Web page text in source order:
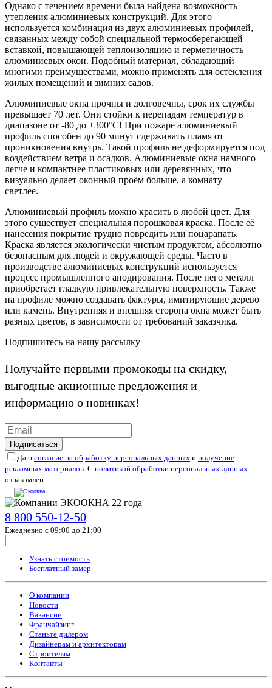
Однако с течением времени была найдена возможность
утепления алюминиевых конструкций. Для этого
используется комбинация из двух алюминиевых профилей,
связанных между собой специальной термосберегающей
вставкой, повышающей теплоизоляцию и герметичность
алюминиевых окон. Подобный материал, обладающий
многими преимуществами, можно применять для остекления
жилых помещений и зимних садов.
Алюминиевые окна прочны и долговечны, срок их службы
превышает 70 лет. Они стойки к перепадам температур в
диапазоне от -80 до +300°С! При пожаре алюминиевый
профиль способен до 90 минут сдерживать пламя от
проникновения внутрь. Такой профиль не деформируется под
воздействием ветра и осадков. Алюминиевые окна намного
легче и компактнее пластиковых или деревянных, что
визуально делает оконный проём больше, а комнату —
светлее.
Алюминиевый профиль можно красить в любой цвет. Для
этого существует специальная порошковая краска. После её
нанесения покрытие трудно повредить или поцарапать.
Краска является экологически чистым продуктом, абсолютно
безопасным для людей и окружающей среды. Часто в
производстве алюминиевых конструкций используется
процесс промышленного анодирования. После него металл
приобретает гладкую привлекательную поверхность. Также
на профиле можно создавать фактуры, имитирующие дерево
или камень. Внутренняя и внешняя сторона окна может быть
разных цветов, в зависимости от требований заказчика.
Подпишитесь на нашу рассылку
Получайте первыми промокоды на скидку,
выгодные акционные предложения и
информацию о новинках!
Подписаться
Даю согласие на обработку персональных данных и получение
рекламных материалов. С политикой обработки персональных данных
ознакомлен.
8 800 550-12-50
Ежедневно с 09:00 до 21:00
Узнать стоимость
Бесплатный замер
О компании
Новости
Вакансии
Франчайзинг
Станьте дилером
Дизайнерам и архитекторам
Строителям
Контакты